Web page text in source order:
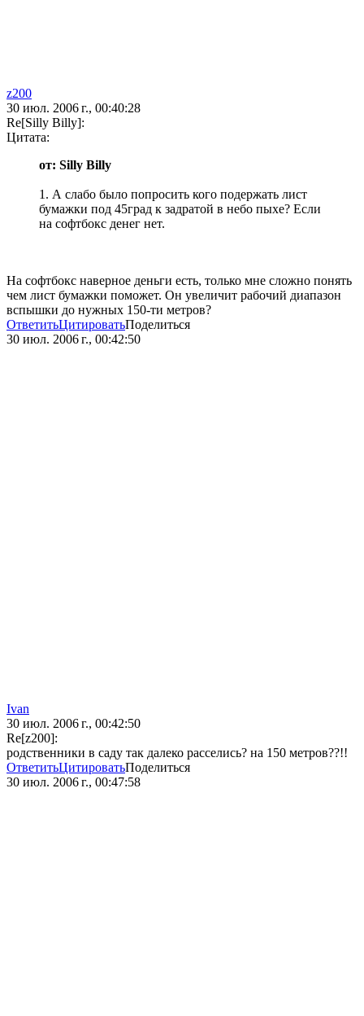
z200
30 июл. 2006 г., 00:40:28
Re[Silly Billy]:
Цитата:
от: Silly Billy
1. А слабо было попросить кого подержать лист
бумажки под 45град к задратой в небо пыхе? Если
на софтбокс денег нет.
На софтбокс наверное деньги есть, только мне сложно понять
чем лист бумажки поможет. Он увеличит рабочий диапазон
вспышки до нужных 150-ти метров?
ОтветитьЦитироватьПоделиться
30 июл. 2006 г., 00:42:50
Ivan
30 июл. 2006 г., 00:42:50
Re[z200]:
родственники в саду так далеко расселись? на 150 метров??!!
ОтветитьЦитироватьПоделиться
30 июл. 2006 г., 00:47:58